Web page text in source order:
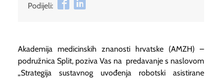
Podijeli:
Akademija medicinskih znanosti hrvatske (AMZH) –
podružnica Split, poziva Vas na predavanje s naslovom
„Strategija sustavnog uvođenja robotski asistirane